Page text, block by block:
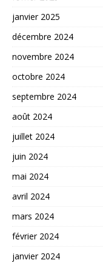
janvier 2025
décembre 2024
novembre 2024
octobre 2024
septembre 2024
août 2024
juillet 2024
juin 2024
mai 2024
avril 2024
mars 2024
février 2024
janvier 2024